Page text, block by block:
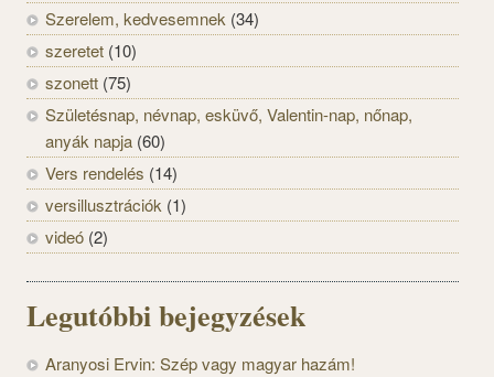
Szerelem, kedvesemnek (34)
szeretet (10)
szonett (75)
Születésnap, névnap, esküvő, Valentin-nap, nőnap,
anyák napja (60)
Vers rendelés (14)
versillusztrációk (1)
videó (2)
Legutóbbi bejegyzések
Aranyosi Ervin: Szép vagy magyar hazám!